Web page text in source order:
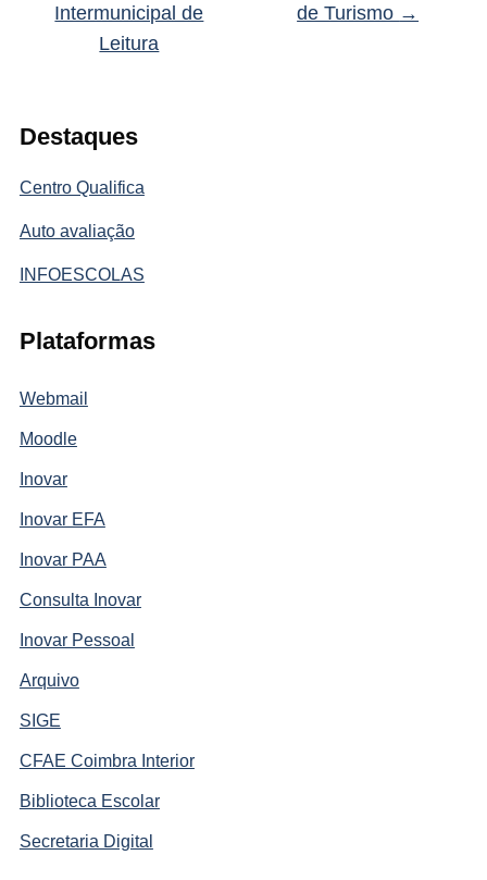
Destaques
Centro Qualifica
Auto avaliação
INFOESCOLAS
Plataformas
Webmail
Moodle
Inovar
Inovar EFA
Inovar PAA
Consulta Inovar
Inovar Pessoal
Arquivo
SIGE
CFAE Coimbra Interior
Biblioteca Escolar
Secretaria Digital
Intermunicipal de
Leitura
de Turismo →